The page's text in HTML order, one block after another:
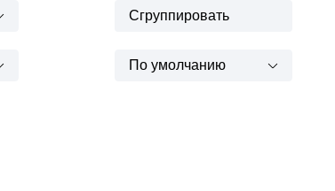
Сгруппировать
По умолчанию